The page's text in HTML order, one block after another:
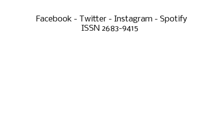
Facebook - Twitter - Instagram - Spotify
ISSN 2683-9415